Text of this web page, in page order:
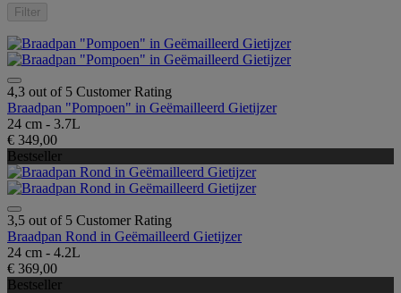
Filter
4,3 out of 5 Customer Rating
Braadpan "Pompoen" in Geëmailleerd Gietijzer
24 cm - 3.7L
€ 349,00
Bestseller
3,5 out of 5 Customer Rating
Braadpan Rond in Geëmailleerd Gietijzer
24 cm - 4.2L
€ 369,00
Bestseller